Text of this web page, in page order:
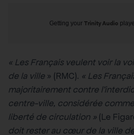
Getting your Trinity Audio
« Les Français veulent voir la
de la ville » (RMC). « Les
majoritairement contre
centre-ville, considérée
liberté de circulation » (Le
doit rester au cœur de la ville